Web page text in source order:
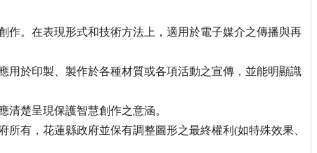
作。在表現形式和技術方法上，適用於電子媒介之傳播與再
用於印製、製作於各種材質或各項活動之宣傳，並能明顯識
清楚呈現保護智慧創作之意涵。
所有，花蓮縣政府並保有調整圖形之最終權利(如特殊效果、